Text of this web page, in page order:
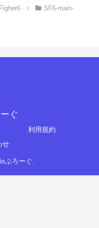
SF6-main-
ぐ
利用規約
せ
ぶろーぐ.